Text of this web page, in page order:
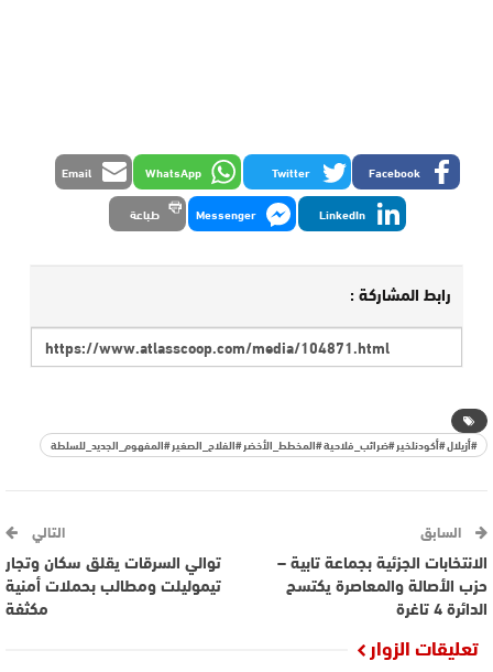
Facebook
Twitter
WhatsApp
Email
LinkedIn
Messenger طباعة
رابط المشاركة :
#أزيلال #أكودنلخير #ضرائب_فلاحية #المخطط_الأخضر #الفلاح_الصغير #المفهوم_الجديد_للسلطة
السابق
الانتخابات الجزئية بجماعة تابية –
حزب الأصالة والمعاصرة يكتسح
الدائرة 4 تاغرة
التالي
توالي السرقات يقلق سكان وتجار
تيموليلت ومطالب بحملات أمنية
مكثفة
تعليقات الزوار